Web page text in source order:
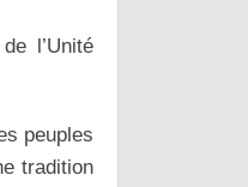
l’Unité
peuples
tradition